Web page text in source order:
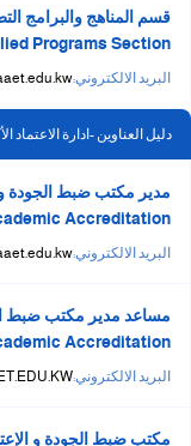
Programs Section)
البريد الالكتروني:
دليل العناوين -ادارة
Accreditation)
البريد الالكتروني:
Accreditation)
البريد الالكتروني: